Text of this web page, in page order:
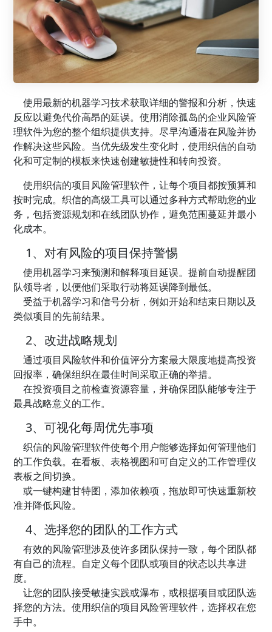
使用最新的机器学习技术获取详细的警报和分析，快速
反应以避免代价高昂的延误。使用消除孤岛的企业风险管
理软件为您的整个组织提供支持。尽早沟通潜在风险并协
作解决这些风险。当优先级发生变化时，使用织信的自动
化和可定制的模板来快速创建敏捷性和转向投资。
使用织信的项目风险管理软件，让每个项目都按预算和
按时完成。织信的高级工具可以通过多种方式帮助您的业
务，包括资源规划和在线团队协作，避免范围蔓延并最小
化成本。
1、对有风险的项目保持警惕
使用机器学习来预测和解释项目延误。提前自动提醒团
队领导者，以便他们采取行动将延误降到最低。
受益于机器学习和信号分析，例如开始和结束日期以及
类似项目的先前结果。
2、改进战略规划
通过项目风险软件和价值评分方案最大限度地提高投资
回报率，确保组织在最佳时间采取正确的举措。
在投资项目之前检查资源容量，并确保团队能够专注于
最具战略意义的工作。
3、可视化每周优先事项
织信的风险管理软件使每个用户能够选择如何管理他们
的工作负载。在看板、表格视图和可自定义的工作管理仪
表板之间切换。
或一键构建甘特图，添加依赖项，拖放即可快速重新校
准并降低风险。
4、选择您的团队的工作方式
有效的风险管理涉及使许多团队保持一致，每个团队都
有自己的流程。自定义每个团队或项目的状态以共享进
度。
让您的团队接受敏捷实践或瀑布，或根据项目或团队选
择您的方法。使用织信的项目风险管理软件，选择权在您
手中。